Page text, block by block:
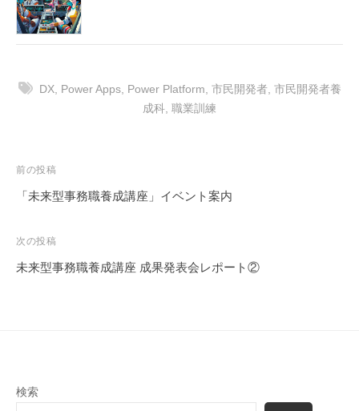
DX, Power Apps, Power Platform 市民開発者, 市民開発者養
成科 職業訓練
投
稿
ビ
ゲ
前の投稿
「未来型事務職養成講座」イベント案内
次の投稿
未来型事務職養成講座 成果発表会レポート②
検索